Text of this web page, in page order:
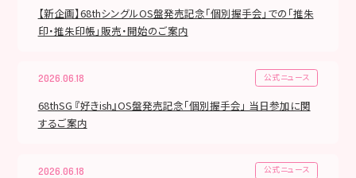
【新企画】68thシングルOS盤発売記念「個別握手会」での「推朱
印・推朱印帳」販売・開始のご案内
2026.06.18 公式ニュース
68thSG 『好きish』OS盤発売記念「個別握手会」 当日参加に関
するご案内
2026.06.18 公式ニュース